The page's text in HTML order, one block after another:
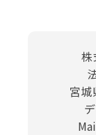
株
宮